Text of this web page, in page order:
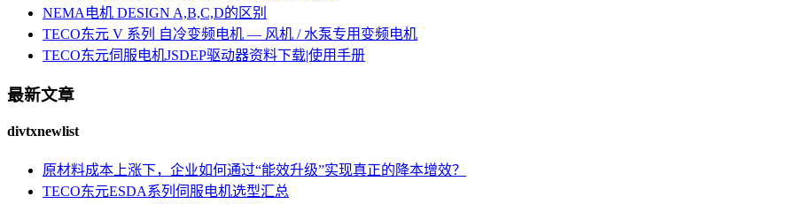
NEMA电机 DESIGN A,B,C,D的区别
TECO东元 V 系列 自冷变频电机 — 风机 / 水泵专用变频电机
TECO东元伺服电机JSDEP驱动器资料下载|使用手册
最新文章
divtxnewlist
原材料成本上涨下，企业如何通过“能效升级”实现真正的降本增效？
TECO东元ESDA系列伺服电机选型汇总